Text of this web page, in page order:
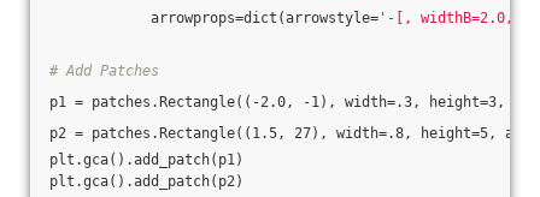
arrowprops=dict(arrowstyle= '-[, widthB=2.0,
# Add Patches
p1 = patches.Rectangle((-2.0, -1), width=.3, height=3,
p2 = patches.Rectangle((1.5, 27), width=.8, height=5,
plt.gca().add_patch(p1)
plt.gca().add_patch(p2)